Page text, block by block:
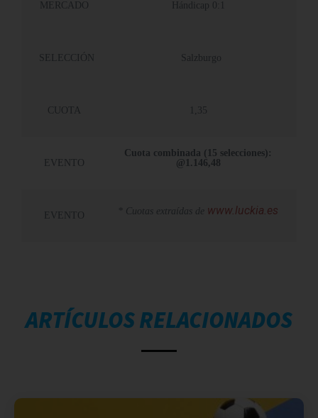
MERCADO Hándicap 0:1
SELECCIÓN Salzburgo
CUOTA 1,35
EVENTO
Cuota combinada (15 selecciones):
@1.146,48
EVENTO * Cuotas extraídas de www.luckia.es
ARTÍCULOS RELACIONADOS